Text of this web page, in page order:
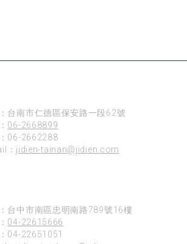
台南市仁德區保安路一段62號
06-2668899
06-2662288
： jidien-tainan@jidien.com
台中市南區忠明南路789號16樓
04-22615666
04-22651051